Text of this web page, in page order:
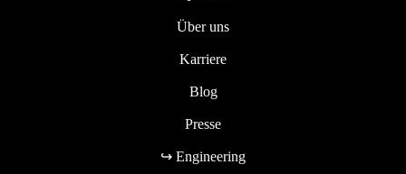
Über uns
Karriere
Blog
Presse
↪ Engineering